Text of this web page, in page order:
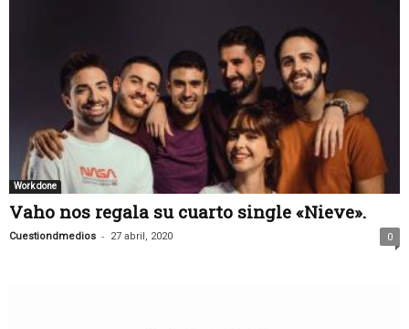
Work done
Vaho nos regala su cuarto single «Nieve».
Cuestiondmedios - 27 abril, 2020 0